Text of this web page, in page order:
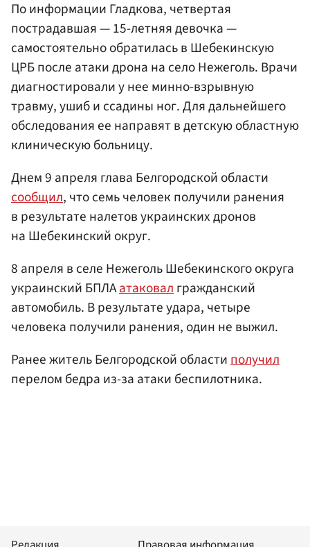
По информации Гладкова, четвертая
пострадавшая — 15-летняя девочка —
самостоятельно обратилась в Шебекинскую
ЦРБ после атаки дрона на село Нежеголь. Врачи
диагностировали у нее минно-взрывную
травму, ушиб и ссадины ног. Для дальнейшего
обследования ее направят в детскую областную
клиническую больницу.
Днем 9 апреля глава Белгородской области
сообщил, что семь человек получили ранения
в результате налетов украинских дронов
на Шебекинский округ.
8 апреля в селе Нежеголь Шебекинского округа
украинский БПЛАатаковалгражданский
автомобиль. В результате удара, четыре
человека получили ранения, один не выжил.
Ранее житель Белгородской областиполучил
перелом бедра из-за атаки беспилотника.